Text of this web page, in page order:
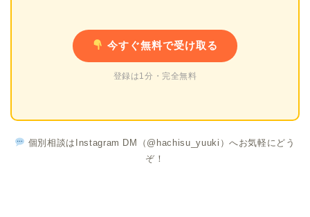
今すぐ無料で受け取る
登録は1分・完全無料
個別相談はInstagram DM（@hachisu_yuuki）へお気軽にどう
ぞ！